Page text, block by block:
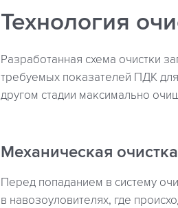
Технология
Разработанная схема очистки
требуемых показателей ПДК
другом стадии максимально
Механическая очистка
Перед попаданием в систему
в навозоуловителях, где